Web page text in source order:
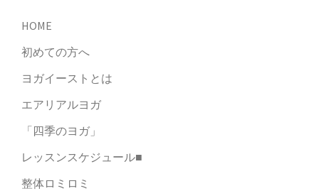
HOME
初めての方へ
ヨガイーストとは
エアリアルヨガ
「四季のヨガ」
レッスンスケジュール■
整体ロミロミ